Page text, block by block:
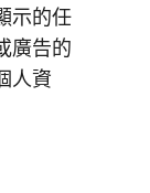
示的任
廣告的
人資